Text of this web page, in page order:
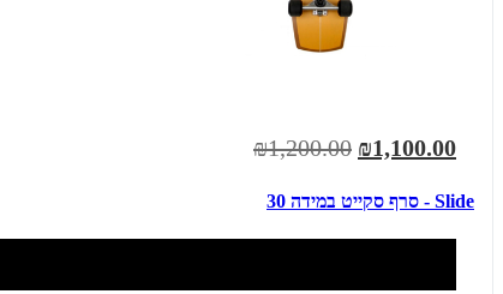
₪1,100.00
₪1,200.00
Slide - סרף סקייט במידה 30